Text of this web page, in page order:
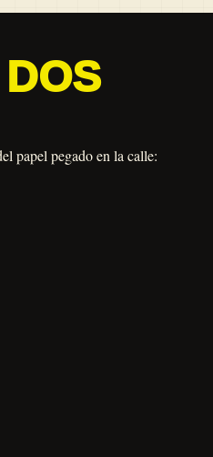
papel pegado en la calle: